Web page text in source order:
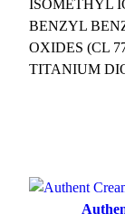
ISOMETHYL
BENZYL
OXIDES (CL
TITANIUM